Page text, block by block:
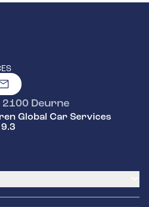
2100 Deurne
Global Car Services